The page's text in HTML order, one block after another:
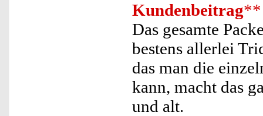
Kundenbeitrag**
Das gesamte
bestens allerlei
das man die
kann, macht das
und alt.